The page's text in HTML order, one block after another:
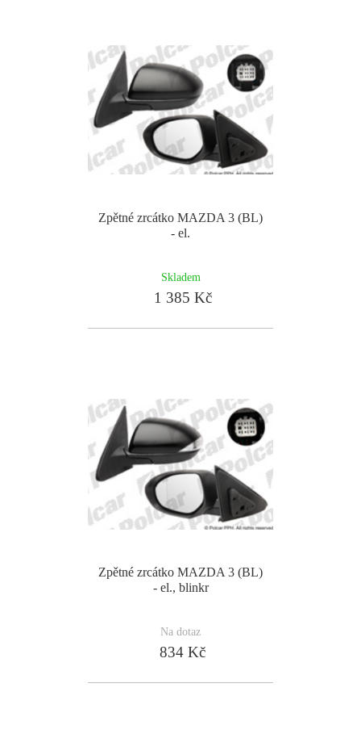
Zpětné zrcátko MAZDA 3 (BL)
- el.
Skladem
1 385 Kč
Zpětné zrcátko MAZDA 3 (BL)
- el., blinkr
Na dotaz
834 Kč